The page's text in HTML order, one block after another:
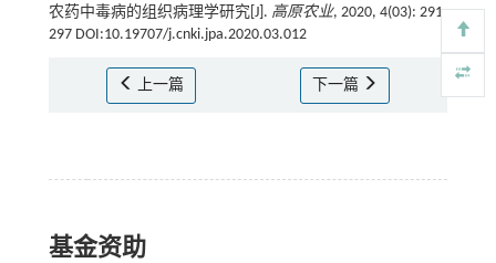
农药中毒病的组织病理学研究[J]. 高原农业, 2020, 4(03): 291-
297 DOI:10.19707/j.cnki.jpa.2020.03.012
上一篇 下一篇
基金资助